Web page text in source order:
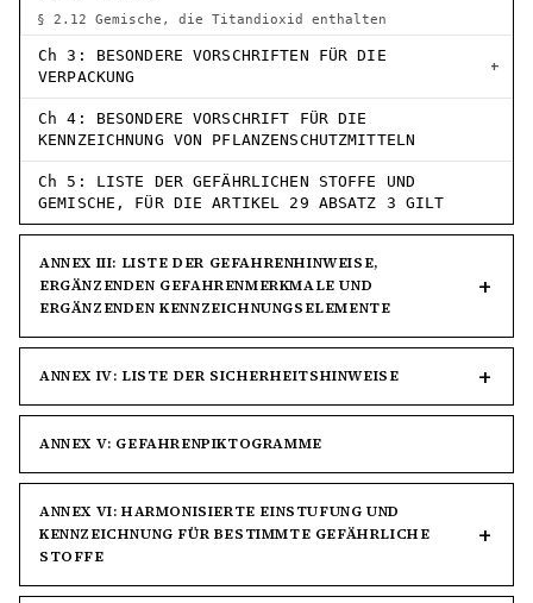
§ 2.12 Gemische, die Titandioxid enthalten
Ch 3: BESONDERE VORSCHRIFTEN FÜR DIE
VERPACKUNG
Ch 4: BESONDERE VORSCHRIFT FÜR DIE
KENNZEICHNUNG VON PFLANZENSCHUTZMITTELN
Ch 5: LISTE DER GEFÄHRLICHEN STOFFE UND
GEMISCHE, FÜR DIE ARTIKEL 29 ABSATZ 3 GILT
ANNEX III: LISTE DER GEFAHRENHINWEISE,
ERGÄNZENDEN GEFAHRENMERKMALE UND
ERGÄNZENDEN KENNZEICHNUNGSELEMENTE
ANNEX IV: LISTE DER SICHERHEITSHINWEISE
ANNEX V: GEFAHRENPIKTOGRAMME
ANNEX VI: HARMONISIERTE EINSTUFUNG UND
KENNZEICHNUNG FÜR BESTIMMTE GEFÄHRLICHE
STOFFE